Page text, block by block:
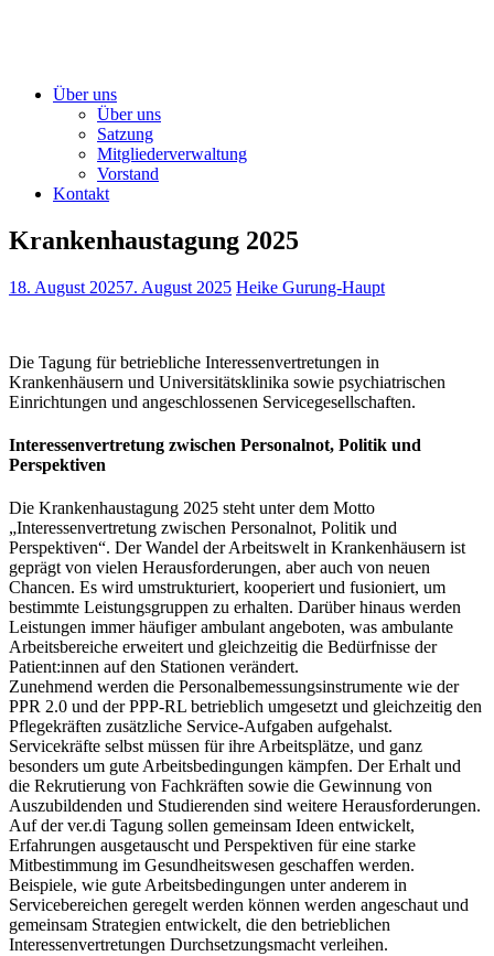
Über uns
Über uns
Satzung
Mitgliederverwaltung
Vorstand
Kontakt
Krankenhaustagung 2025
18. August 20257. August 2025 Heike Gurung-Haupt
Die Tagung für betriebliche Interessenvertretungen in
Krankenhäusern und Universitätsklinika sowie psychiatrischen
Einrichtungen und angeschlossenen Servicegesellschaften.
Interessenvertretung zwischen Personalnot, Politik und
Perspektiven
Die Krankenhaustagung 2025 steht unter dem Motto
„Interessenvertretung zwischen Personalnot, Politik und
Perspektiven“. Der Wandel der Arbeitswelt in Krankenhäusern ist
geprägt von vielen Herausforderungen, aber auch von neuen
Chancen. Es wird umstrukturiert, kooperiert und fusioniert, um
bestimmte Leistungsgruppen zu erhalten. Darüber hinaus werden
Leistungen immer häufiger ambulant angeboten, was ambulante
Arbeitsbereiche erweitert und gleichzeitig die Bedürfnisse der
Patient:innen auf den Stationen verändert.
Zunehmend werden die Personalbemessungsinstrumente wie der
PPR 2.0 und der PPP-RL betrieblich umgesetzt und gleichzeitig den
Pflegekräften zusätzliche Service-Aufgaben aufgehalst.
Servicekräfte selbst müssen für ihre Arbeitsplätze, und ganz
besonders um gute Arbeitsbedingungen kämpfen. Der Erhalt und
die Rekrutierung von Fachkräften sowie die Gewinnung von
Auszubildenden und Studierenden sind weitere Herausforderungen.
Auf der ver.di Tagung sollen gemeinsam Ideen entwickelt,
Erfahrungen ausgetauscht und Perspektiven für eine starke
Mitbestimmung im Gesundheitswesen geschaffen werden.
Beispiele, wie gute Arbeitsbedingungen unter anderem in
Servicebereichen geregelt werden können werden angeschaut und
gemeinsam Strategien entwickelt, die den betrieblichen
Interessenvertretungen Durchsetzungsmacht verleihen.